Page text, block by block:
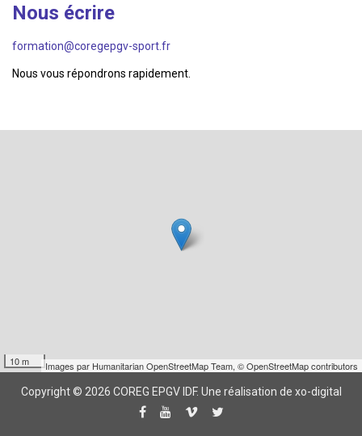
Nous écrire
formation@coregepgv-sport.fr
Nous vous répondrons rapidement.
10 m Images par Humanitarian OpenStreetMap Team, © OpenStreetMap contributors
Copyright © 2026 COREG EPGV IDF. Une réalisation de xo-digital